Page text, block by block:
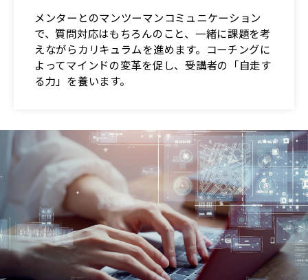
メンターとのマンツーマンコミュニケーション
で、質問対応はもちろんのこと、一緒に課題を考
えながらカリキュラムを進めます。コーチングに
よってマインドの変革を促し、受講者の「自走す
る力」を養います。